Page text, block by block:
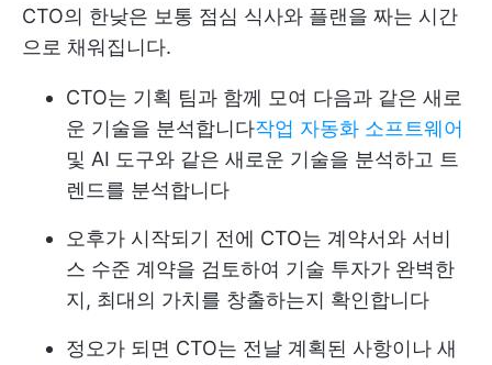
CTO의 한낮은 보통 점심 식사와 플랜을 짜는 시간
으로 채워집니다.
CTO는 기획 팀과 함께 모여 다음과 같은 새로
운 기술을 분석합니다작업 자동화 소프트웨어
및 AI 도구와 같은 새로운 기술을 분석하고 트
렌드를 분석합니다
오후가 시작되기 전에 CTO는 계약서와 서비
스 수준 계약을 검토하여 기술 투자가 완벽한
지, 최대의 가치를 창출하는지 확인합니다
정오가 되면 CTO는 전날 계획된 사항이나 새